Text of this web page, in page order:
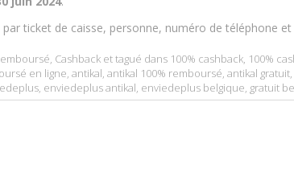
ticket de caisse, personne, numéro de téléphone et
, Cashback et tagué dans 100% cashback, 100%
en ligne, antikal, antikal 100% remboursé, antikal gratuit,
, enviedeplus antikal, enviedeplus belgique, gratuit